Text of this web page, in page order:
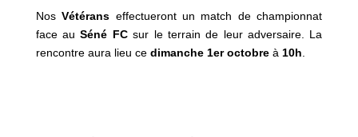
NosVétérans effectueront un match de championnat
face auSéné FCsur le terrain de leur adversaire. La
rencontre aura lieu ce dimanche 1er octobreà 10h